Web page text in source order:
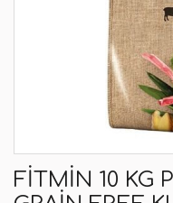
FITMIN 10 KG